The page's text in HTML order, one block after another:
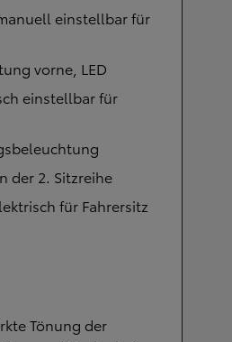
einstellbar für
vorne, LED
einstellbar für
der 2. Sitzreihe
für Fahrersitz
Tönung der